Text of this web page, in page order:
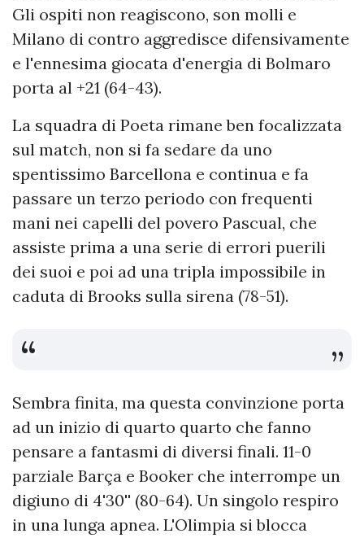
Gli ospiti non reagiscono, son molli e
Milano di contro aggredisce difensivamente
e l'ennesima giocata d'energia di Bolmaro
porta al +21 (64-43).
La squadra di Poeta rimane ben focalizzata
sul match, non si fa sedare da uno
spentissimo Barcellona e continua e fa
passare un terzo periodo con frequenti
mani nei capelli del povero Pascual, che
assiste prima a una serie di errori puerili
dei suoi e poi ad una tripla impossibile in
caduta di Brooks sulla sirena (78-51).
Sembra finita, ma questa convinzione porta
ad un inizio di quarto quarto che fanno
pensare a fantasmi di diversi finali. 11-0
parziale Barça e Booker che interrompe un
digiuno di 4'30'' (80-64). Un singolo respiro
in una lunga apnea. L'Olimpia si blocca